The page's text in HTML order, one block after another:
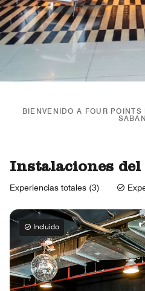
BIENVENIDO A FOUR
Instalaciones
Experiencias totales (3)
Incluido